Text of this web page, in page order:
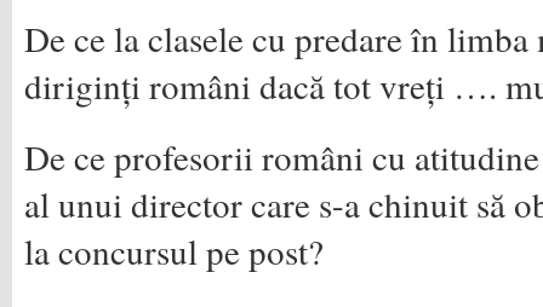
De ce la clasele cu predare în limba
diriginți români dacă tot vreți ….
De ce profesorii români cu
al unui director care s-a chinuit să
la concursul pe post?